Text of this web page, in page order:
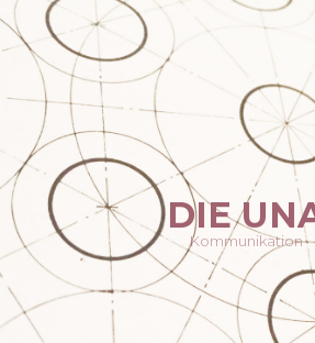
DIE
Kommunikation